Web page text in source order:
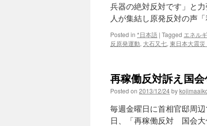
兵器の絶対反対です」と
人が集結し原発反対の声
Posted in *日本語 | Tagged エネル
反原発運動, 大石又七, 東日本大震
再稼働反対訴え国
Posted on 2013/12/24by
毎週金曜日に首相官邸周
日、「再稼働反対 国会大